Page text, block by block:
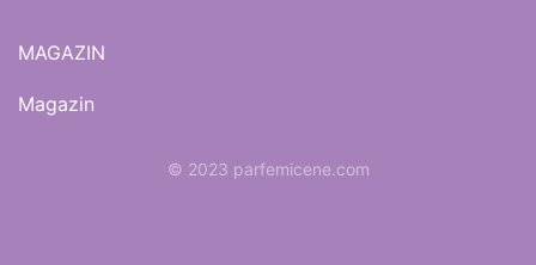
MAGAZIN
Magazin
© 2023 parfemicene.com